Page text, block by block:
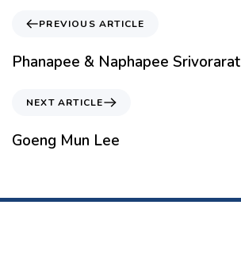
PREVIOUS ARTICLE
Phanapee & Naphapee Srivorarat
NEXT ARTICLE
Goeng Mun Lee